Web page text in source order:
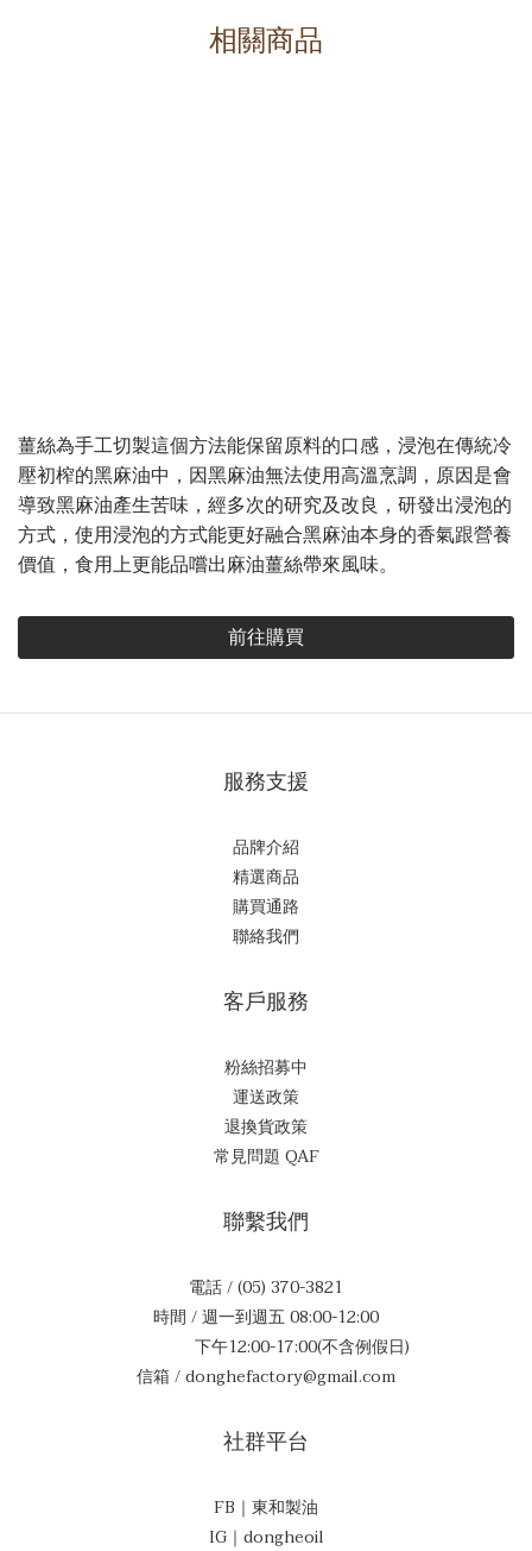
相關商品
薑絲為手工切製這個方法能保留原料的口感，浸泡在傳統冷
壓初榨的黑麻油中，因黑麻油無法使用高溫烹調，原因是會
導致黑麻油產生苦味，經多次的研究及改良，研發出浸泡的
方式，使用浸泡的方式能更好融合黑麻油本身的香氣跟營養
價值，食用上更能品嚐出麻油薑絲帶來風味。
前往購買
服務支援
品牌介紹
精選商品
購買通路
聯絡我們
客戶服務
粉絲招募中
運送政策
退換貨政策
常見問題 QAF
聯繫我們
電話 / (05) 370-3821
時間 / 週一到週五 08:00-12:00
下午12:00-17:00(不含例假日)
信箱 / donghefactory@gmail.com
社群平台
FB｜東和製油
IG｜dongheoil